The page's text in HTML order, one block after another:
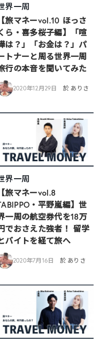
界一周
【旅マネーvol.10 ほっさ
ら・喜多桜子編】「喧
は？」「お金は？」パ
トナーと周る世界一周
行の本音を聞いてみた
2020年12月29日 於 ありさ
界一周
【旅マネーvol.8
・平野嵐編】世
一周の航空券代を18万
でおさえた強者！ 留学
バイトを経て旅へ
2020年7月16日 於 ありさ